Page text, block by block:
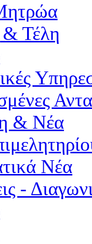
Τέλη
& Νέα
Νέα
-